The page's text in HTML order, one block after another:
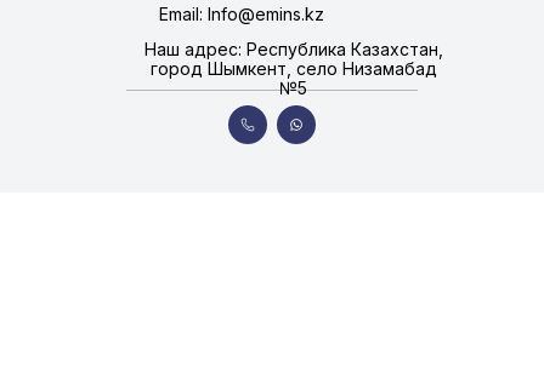
Наш адрес: Республика Казахстан,
город Шымкент, село Низамабад
№5
Email: Info@emins.kz